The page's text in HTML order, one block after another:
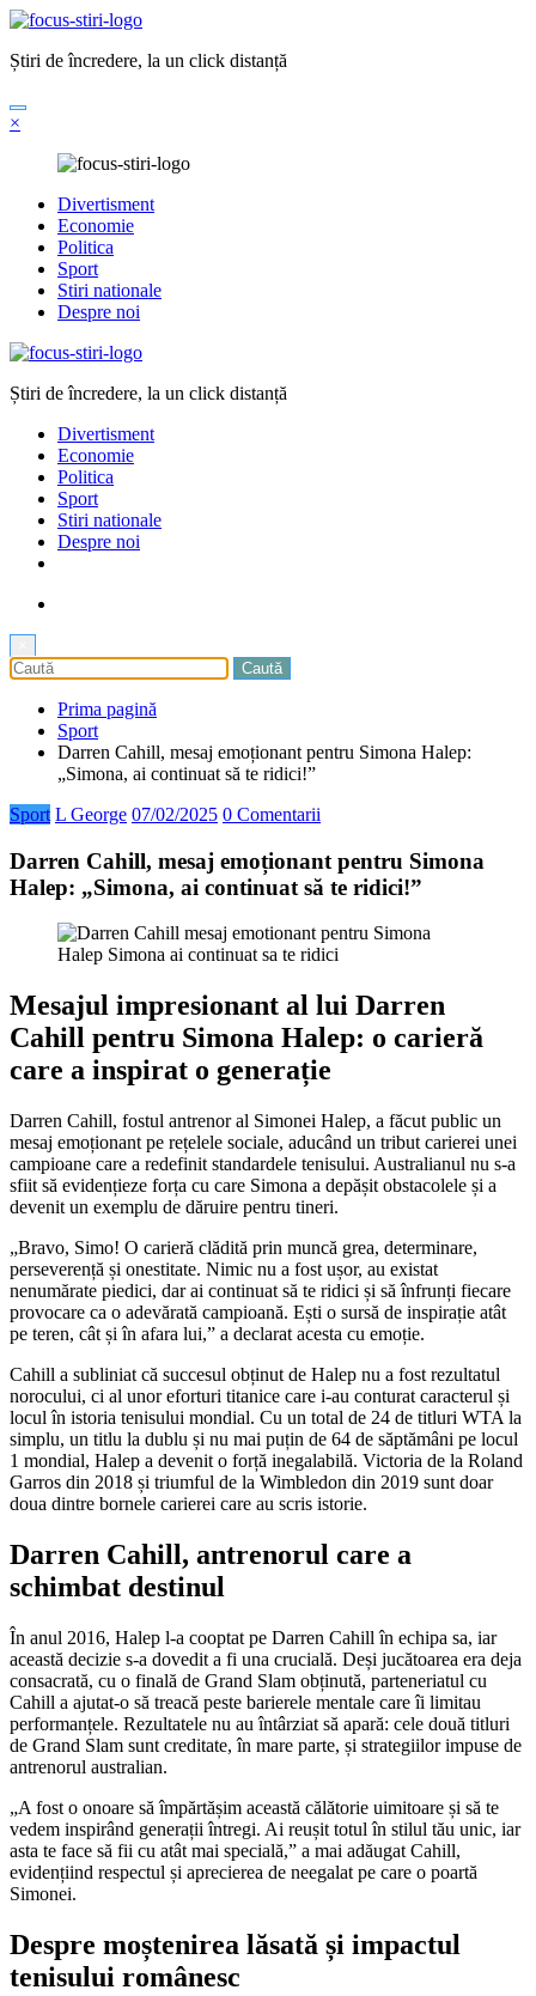
Sari
conținut
Știri de încredere, la un click distanță
×
Divertisment
Economie
Politica
Sport
Stiri nationale
Despre noi
Știri de încredere, la un click distanță
Divertisment
Economie
Politica
Sport
Stiri nationale
Despre noi
Prima pagină
Sport
Darren Cahill, mesaj emoționant pentru Simona Halep:
„Simona, ai continuat să te ridici!”
Sport L George 07/02/2025 0 Comentarii
Darren Cahill, mesaj emoționant pentru Simona
Halep: „Simona, ai continuat să te ridici!”
Mesajul impresionant al lui Darren
Cahill pentru Simona Halep: o carieră
care a inspirat o generație
Darren Cahill, fostul antrenor al Simonei Halep, a făcut public un
mesaj emoționant pe rețelele sociale, aducând un tribut carierei unei
campioane care a redefinit standardele tenisului. Australianul nu s-a
sfiit să evidențieze forța cu care Simona a depășit obstacolele și a
devenit un exemplu de dăruire pentru tineri.
„Bravo, Simo! O carieră clădită prin muncă grea, determinare,
perseverență și onestitate. Nimic nu a fost ușor, au existat
nenumărate piedici, dar ai continuat să te ridici și să înfrunți fiecare
provocare ca o adevărată campioană. Ești o sursă de inspirație atât
pe teren, cât și în afara lui,” a declarat acesta cu emoție.
Cahill a subliniat că succesul obținut de Halep nu a fost rezultatul
norocului, ci al unor eforturi titanice care i-au conturat caracterul și
locul în istoria tenisului mondial. Cu un total de 24 de titluri WTA la
simplu, un titlu la dublu și nu mai puțin de 64 de săptămâni pe locul
1 mondial, Halep a devenit o forță inegalabilă. Victoria de la Roland
Garros din 2018 și triumful de la Wimbledon din 2019 sunt doar
doua dintre bornele carierei care au scris istorie.
Darren Cahill, antrenorul care a
schimbat destinul
În anul 2016, Halep l-a cooptat pe Darren Cahill în echipa sa, iar
această decizie s-a dovedit a fi una crucială. Deși jucătoarea era deja
consacrată, cu o finală de Grand Slam obținută, parteneriatul cu
Cahill a ajutat-o să treacă peste barierele mentale care îi limitau
performanțele. Rezultatele nu au întârziat să apară: cele două titluri
de Grand Slam sunt creditate, în mare parte, și strategiilor impuse de
antrenorul australian.
„A fost o onoare să împărtășim această călătorie uimitoare și să te
vedem inspirând generații întregi. Ai reușit totul în stilul tău unic, iar
asta te face să fii cu atât mai specială,” a mai adăugat Cahill,
evidențiind respectul și aprecierea de neegalat pe care o poartă
Simonei.
Despre moștenirea lăsată și impactul
tenisului românesc